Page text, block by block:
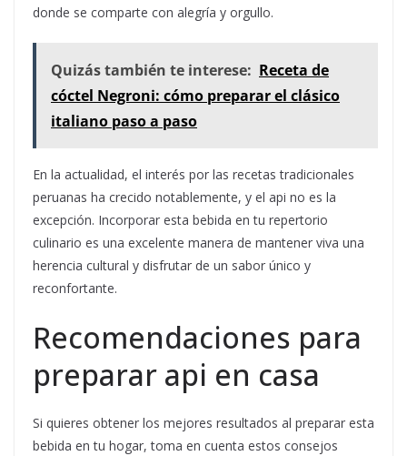
donde se comparte con alegría y orgullo.
Quizás también te interese: Receta de
cóctel Negroni: cómo preparar el clásico
italiano paso a paso
En la actualidad, el interés por las recetas tradicionales
peruanas ha crecido notablemente, y el api no es la
excepción. Incorporar esta bebida en tu repertorio
culinario es una excelente manera de mantener viva una
herencia cultural y disfrutar de un sabor único y
reconfortante.
Recomendaciones para
preparar api en casa
Si quieres obtener los mejores resultados al preparar esta
bebida en tu hogar, toma en cuenta estos consejos